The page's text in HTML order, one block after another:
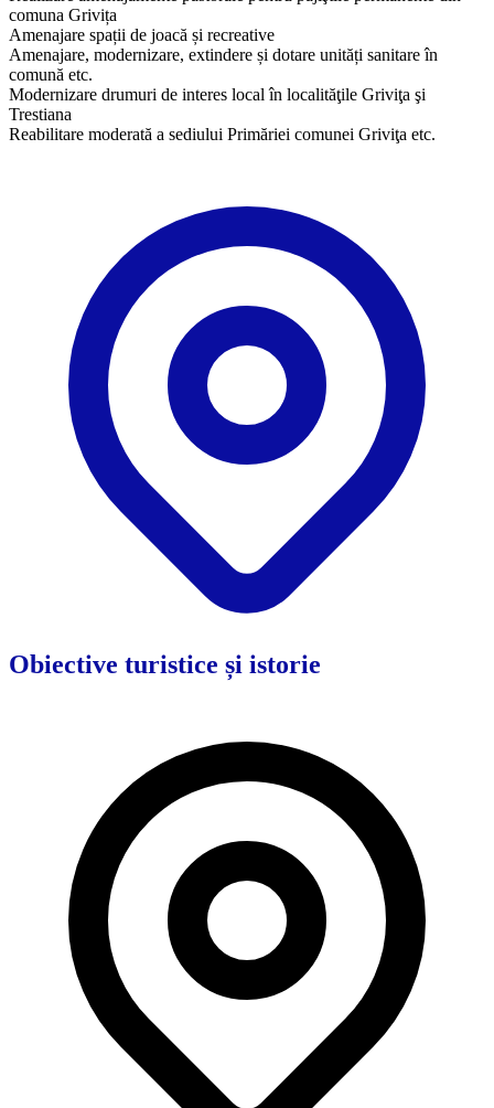
comuna Grivița
Amenajare spații de joacă și recreative
Amenajare, modernizare, extindere și dotare unități sanitare în
comună etc.
Modernizare drumuri de interes local în localităţile Griviţa şi
Trestiana
​Reabilitare moderată a sediului Primăriei comunei Griviţa etc.
Obiective turistice și istorie